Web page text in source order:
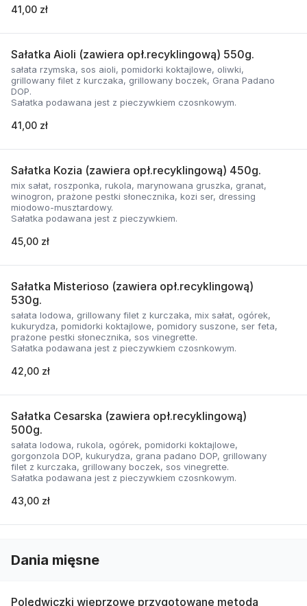
41,00 zł
Sałatka Aioli (zawiera opł.recyklingową) 550g.
sałata rzymska, sos aioli, pomidorki koktajlowe, oliwki,
grillowany filet z kurczaka, grillowany boczek, Grana Padano
DOP.
Sałatka podawana jest z pieczywkiem czosnkowym.
41,00 zł
Sałatka Kozia (zawiera opł.recyklingową) 450g.
mix sałat, roszponka, rukola, marynowana gruszka, granat,
winogron, prażone pestki słonecznika, kozi ser, dressing
miodowo-musztardowy.
Sałatka podawana jest z pieczywkiem.
45,00 zł
Sałatka Misterioso (zawiera opł.recyklingową)
530g.
sałata lodowa, grillowany filet z kurczaka, mix sałat, ogórek,
kukurydza, pomidorki koktajlowe, pomidory suszone, ser feta,
prażone pestki słonecznika, sos vinegrette.
Sałatka podawana jest z pieczywkiem czosnkowym.
42,00 zł
Sałatka Cesarska (zawiera opł.recyklingową)
500g.
sałata lodowa, rukola, ogórek, pomidorki koktajlowe,
gorgonzola DOP, kukurydza, grana padano DOP, grillowany
filet z kurczaka, grillowany boczek, sos vinegrette.
Sałatka podawana jest z pieczywkiem czosnkowym.
43,00 zł
Dania mięsne
Polędwiczki wieprzowe przygotowane metodą